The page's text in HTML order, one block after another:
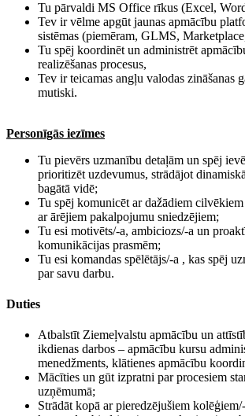
Tu pārvaldi MS Office rīkus (Excel,
Tev ir vēlme apgūt jaunas apmācību
sistēmas (piemēram, GLMS,
Tu spēj koordinēt un administrēt
realizēšanas procesus,
​​Tev ir teicamas angļu valodas zināšanas
mutiski.
Personīgās iezīmes
Tu pievērs uzmanību detaļām un spēj
prioritizēt uzdevumus, strādājot
bagātā vidē;
​​Tu spēj komunicēt ar dažādiem
ar ārējiem pakalpojumu sniedzējiem;
​​Tu esi motivēts/-a, ambiciozs/-a un
komunikācijas prasmēm;
​​Tu esi komandas spēlētājs/-a , kas spēj
par savu darbu.
Duties
Atbalstīt Ziemeļvalstu apmācību un
ikdienas darbos – apmācību kursu
menedžments, klātienes apmācību
​​Mācīties un gūt izpratni par procesiem
uzņēmumā;
Strādāt kopā ar pieredzējušiem